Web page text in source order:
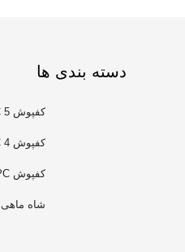
دسته بندی ها
کفپوش SPC 5 میلی متر
کفپوش SPC 4 میلی متر
کفپوش SPC
شاه ماهی SPC